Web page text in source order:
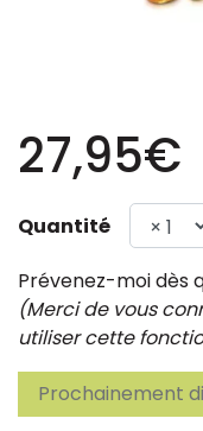
27,95€
Quantité
Prévenez-moi dès
(Merci de vous
utiliser cette
Prochainement